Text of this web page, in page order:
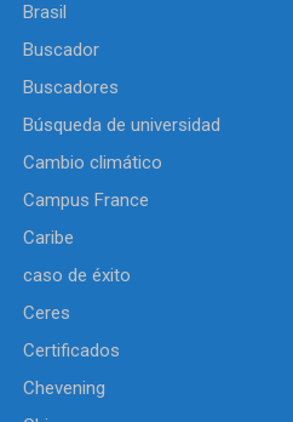
Brasil
Buscador
Buscadores
Búsqueda de universidad
Cambio climático
Campus France
Caribe
caso de éxito
Ceres
Certificados
Chevening